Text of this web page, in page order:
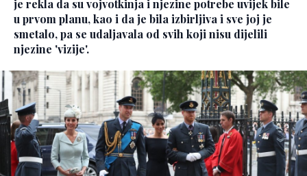
je rekla da su vojvotkinja i njezine potrebe uvijek bile
u prvom planu, kao i da je bila izbirljiva i sve joj je
smetalo, pa se udaljavala od svih koji nisu dijelili
njezine 'vizije'.